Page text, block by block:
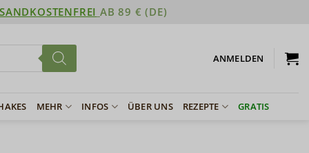
AB 89 € (DE)
ANMELDEN
MEHR INFOS ÜBER UNS REZEPTE GRATIS